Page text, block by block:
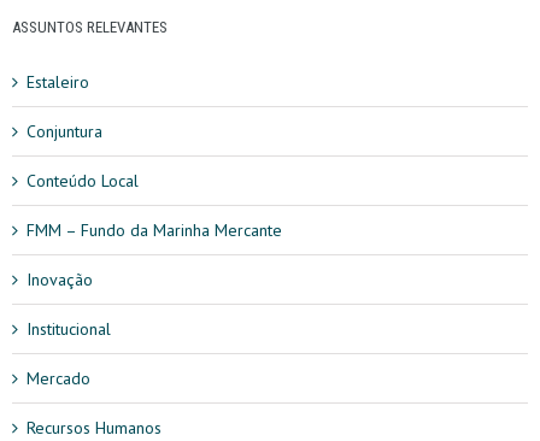
ASSUNTOS RELEVANTES
Estaleiro
Conjuntura
Conteúdo Local
FMM – Fundo da Marinha Mercante
Inovação
Institucional
Mercado
Recursos Humanos